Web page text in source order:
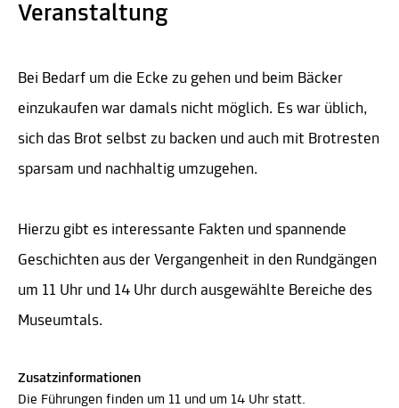
Veranstaltung
Bei Bedarf um die Ecke zu gehen und beim Bäcker
einzukaufen war damals nicht möglich. Es war üblich,
sich das Brot selbst zu backen und auch mit Brotresten
sparsam und nachhaltig umzugehen.
Hierzu gibt es interessante Fakten und spannende
Geschichten aus der Vergangenheit in den Rundgängen
um 11 Uhr und 14 Uhr durch ausgewählte Bereiche des
Museumtals.
Zusatzinformationen
Die Führungen finden um 11 und um 14 Uhr statt.